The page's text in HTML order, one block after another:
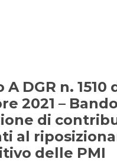
DGR n. 1510
2021 –
di
al
delle PMI